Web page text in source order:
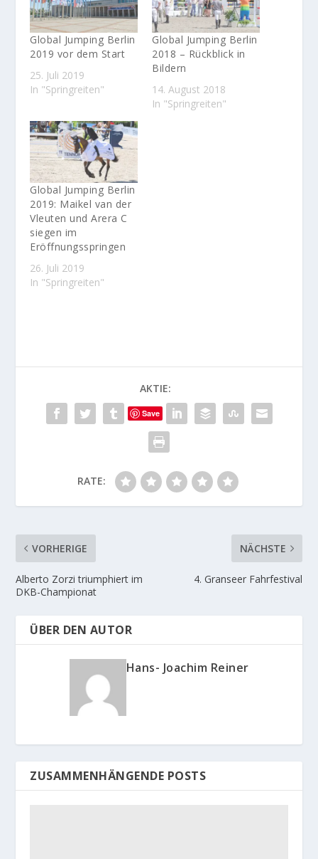
Global Jumping Berlin
2019 vor dem Start
25. Juli 2019
In "Springreiten"
Global Jumping Berlin
2018 – Rückblick in
Bildern
14. August 2018
In "Springreiten"
Global Jumping Berlin
2019: Maikel van der
Vleuten und Arera C
siegen im
Eröffnungsspringen
26. Juli 2019
In "Springreiten"
AKTIE:
Save
RATE:
VORHERIGE
Alberto Zorzi triumphiert im
DKB-Championat
NÄCHSTE
4. Granseer Fahrfestival
ÜBER DEN AUTOR
Hans- Joachim Reiner
ZUSAMMENHÄNGENDE POSTS